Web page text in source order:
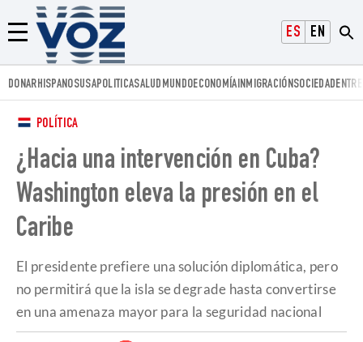
ESPAÑOLENGLISH
Menú
Voz.us
DONARHISPANOSUSAPOLITICASALUD MUNDOECONOMÍAINMIGRACIÓNSOCIEDAD
POLÍTICA
¿Hacia una intervención en Cuba?
Washington eleva la presión en el
Caribe
El presidente prefiere una solución diplomática, pero
no permitirá que la isla se degrade hasta convertirse
en una amenaza mayor para la seguridad nacional